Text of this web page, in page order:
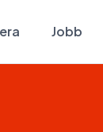
Jobb